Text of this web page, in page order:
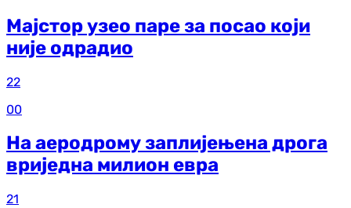
Мајстор узео паре за посао који
није одрадио
22
00
На аеродрому заплијењена дрога
вриједна милион евра
21